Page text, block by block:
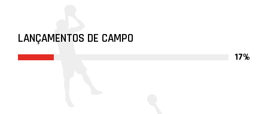
LANÇAMENTOS DE CAMPO
17%